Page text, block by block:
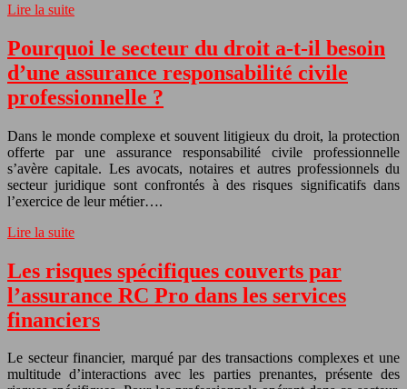
Lire la suite
Pourquoi le secteur du droit a-t-il besoin
d’une assurance responsabilité civile
professionnelle ?
Dans le monde complexe et souvent litigieux du droit, la protection
offerte par une assurance responsabilité civile professionnelle
s’avère capitale. Les avocats, notaires et autres professionnels du
secteur juridique sont confrontés à des risques significatifs dans
l’exercice de leur métier….
Lire la suite
Les risques spécifiques couverts par
l’assurance RC Pro dans les services
financiers
Le secteur financier, marqué par des transactions complexes et une
multitude d’interactions avec les parties prenantes, présente des